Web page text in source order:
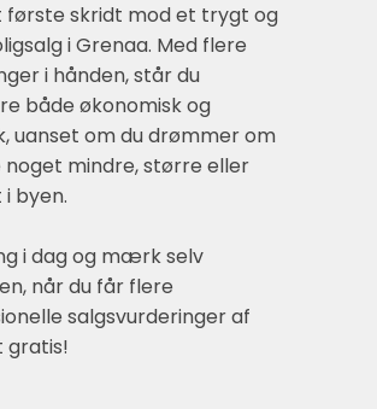
første skridt mod et trygt og
i Grenaa. Med flere
i hånden, står du
både økonomisk og
uanset om du drømmer om
noget mindre, større eller
byen.
i dag og mærk selv
når du får flere
salgsvurderinger af
gratis!